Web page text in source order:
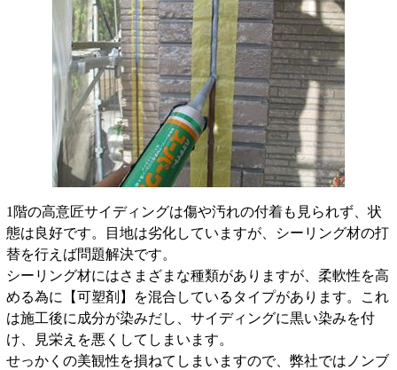
1階の高意匠サイディングは傷や汚れの付着も見られず、状
態は良好です。目地は劣化していますが、シーリング材の打
替を行えば問題解決です。
シーリング材にはさまざまな種類がありますが、柔軟性を高
める為に【可塑剤】を混合しているタイプがあります。これ
は施工後に成分が染みだし、サイディングに黒い染みを付
け、見栄えを悪くしてしまいます。
せっかくの美観性を損ねてしまいますので、弊社ではノンブ